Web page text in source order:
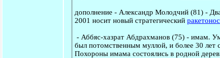
дополнение - Александр Молодчий (81) -
2001 носит новый стратегический
- Аббяс-хазрат Абдрахманов (75) - имам.
был потомственным муллой, и более 30 лет
Похороны имама состоялись в родной